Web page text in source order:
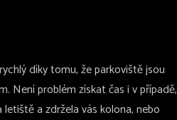
díky tomu, že parkoviště jsou
Není problém získat čas i v případě,
a zdržela vás kolona, nebo